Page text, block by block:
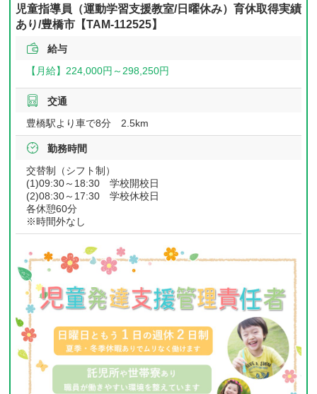
児童指導員（運動学習支援教室/日曜休み）育休取得実績
あり/豊橋市【TAM-112525】
給与
【月給】 224,000円～ 298,250円
交通
豊橋駅より車で8分 2.5km
勤務時間
交替制（シフト制）
(1)09:30～18:30 学校開校日
(2)08:30～17:30 学校休校日
各休憩60分
※時間外なし